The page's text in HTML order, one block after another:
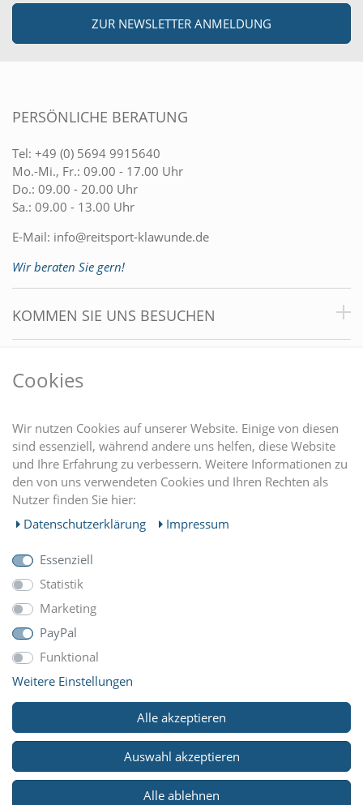
ZUR NEWSLETTER ANMELDUNG
PERSÖNLICHE BERATUNG
Tel: +49 (0) 5694 9915640
Mo.-Mi., Fr.: 09.00 - 17.00 Uhr
Do.: 09.00 - 20.00 Uhr
Sa.: 09.00 - 13.00 Uhr
E-Mail: info@reitsport-klawunde.de
Wir beraten Sie gern!
KOMMEN SIE UNS BESUCHEN
EINKAUFEN
MEIN KONTO
UNTERNEHMEN
ZAHLUNGARTEN
WIR VERSCHICKEN MIT
© Copyright 2026 Reitsport Klawunde. Alle Rechte
vorbehalten.
Cookies
Wir nutzen Cookies auf unserer Website. Einige von diesen
sind essenziell, während andere uns helfen, diese Website
und Ihre Erfahrung zu verbessern. Weitere Informationen zu
den von uns verwendeten Cookies und Ihren Rechten als
Nutzer finden Sie hier:
Daten­schutz­erklärung
Impressum
Essenziell
Statistik
Marketing
PayPal
Funktional
Weitere Einstellungen
Alle akzeptieren
Auswahl akzeptieren
Alle ablehnen